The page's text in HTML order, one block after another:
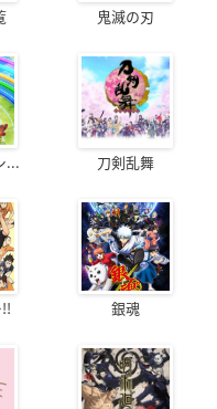
鬼滅の刃
... 刀剣乱舞
銀魂